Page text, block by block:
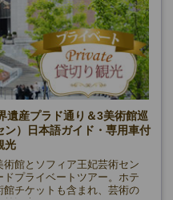
遺産プラド通り＆3美術館巡
ン）日本語ガイド・専用車付
光
館とソフィア王妃芸術セン
プライベートツアー。ホテ
チケットも含まれ、芸術の